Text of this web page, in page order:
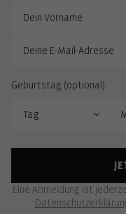
Geburtstag (optional):
Eine Abmeldung ist